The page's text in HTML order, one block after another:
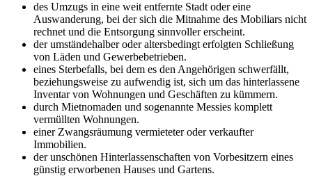
des Umzugs in eine weit entfernte Stadt oder eine
Auswanderung, bei der sich die Mitnahme des Mobiliars nicht
rechnet und die Entsorgung sinnvoller erscheint.
der umständehalber oder altersbedingt erfolgten Schließung
von Läden und Gewerbebetrieben.
eines Sterbefalls, bei dem es den Angehörigen schwerfällt,
beziehungsweise zu aufwendig ist, sich um das hinterlassene
Inventar von Wohnungen und Geschäften zu kümmern.
durch Mietnomaden und sogenannte Messies komplett
vermüllten Wohnungen.
einer Zwangsräumung vermieteter oder verkaufter
Immobilien.
der unschönen Hinterlassenschaften von Vorbesitzern eines
günstig erworbenen Hauses und Gartens.